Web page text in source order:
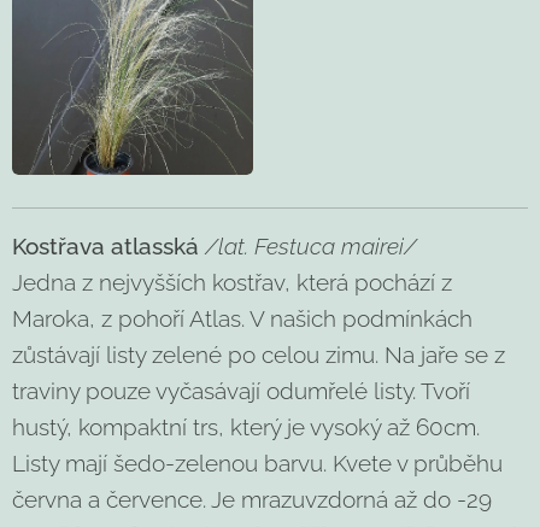
Kostřava atlasská /lat. Festuca mairei/
Jedna z nejvyšších kostřav, která pochází z
Maroka, z pohoří Atlas. V našich podmínkách
zůstávají listy zelené po celou zimu. Na jaře se z
traviny pouze vyčasávají odumřelé listy. Tvoří
hustý, kompaktní trs, který je vysoký až 60cm.
Listy mají šedo-zelenou barvu. Kvete v průběhu
června a července. Je mrazuvzdorná až do -29